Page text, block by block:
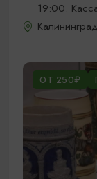
19:00.
ОТ 250₽